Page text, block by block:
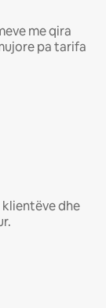
me qira
pa tarifa
klientëve dhe